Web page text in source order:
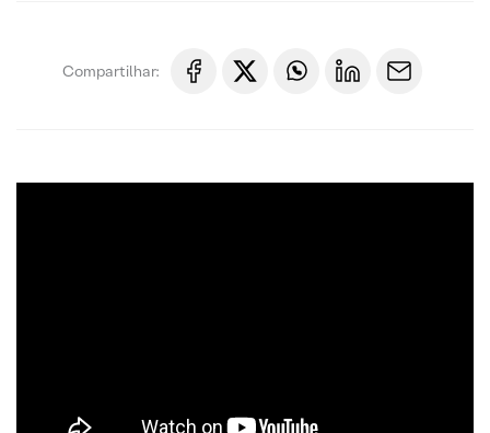
Compartilhar: